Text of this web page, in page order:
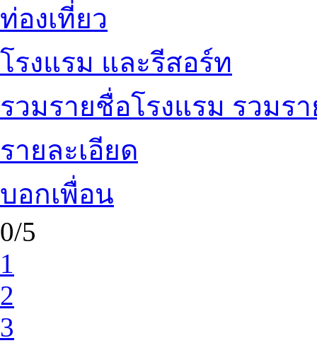
ท่องเที่ยว
โรงแรม และรีสอร์ท
รวมรายชื่อโรงแรม รวมร
รายละเอียด
บอกเพื่อน
0/5
1
2
3